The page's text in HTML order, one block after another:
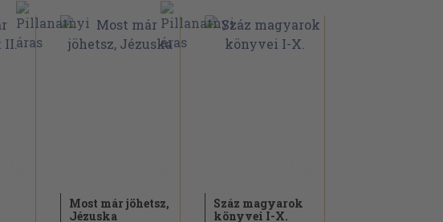
Most már jöhetsz,
Jézuska
Száz magyarok
könyvei I-X.